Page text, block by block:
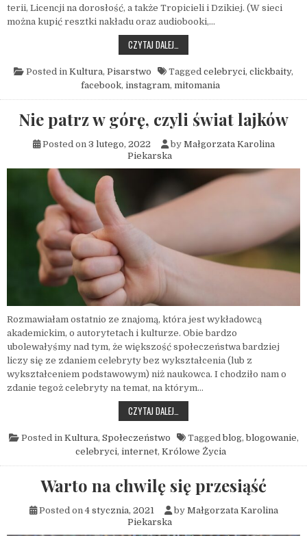
terii, Licencji na dorosłość, a także Tropicieli i Dzikiej. (W sieci
można kupić resztki nakładu oraz audiobooki,…
CZYTAJ DALEJ…
Posted in Kultura, Pisarstwo Tagged celebryci, clickbaity,
facebook, instagram, mitomania
Nie patrz w górę, czyli świat lajków
Posted on 3 lutego, 2022 by Małgorzata Karolina
Piekarska
Rozmawiałam ostatnio ze znajomą, która jest wykładowcą
akademickim, o autorytetach i kulturze. Obie bardzo
ubolewałyśmy nad tym, że większość społeczeństwa bardziej
liczy się ze zdaniem celebryty bez wykształcenia (lub z
wykształceniem podstawowym) niż naukowca. I chodziło nam o
zdanie tegoż celebryty na temat, na którym…
CZYTAJ DALEJ…
Posted in Kultura, Społeczeństwo Taggedblog,blogowanie,
celebryci, internet, Królowe Życia
Warto na chwilę się przesiąść
Posted on 4 stycznia, 2021 by Małgorzata Karolina
Piekarska